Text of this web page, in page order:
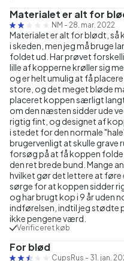
Materialet er alt for
NM - 28. mar. 2022
Materialet er alt for blødt, så
i skeden, men jeg må bruge
foldet ud. Har prøvet
lille af kopperne krøller sig
og er helt umulig at få
store, og det meget bløde
placeret koppen særligt
om den næsten sidder ude
rigtig fint, og designet af
i stedet for den normale
brugervenligt at skulle grave
forsøg på at få koppen
den ret brede bund. Mange
hvilket gør det lettere at føre
sørge for at koppen sidder
og har brugt kop i 9 år uden
indførelsen, indtil jeg stødte
ikke pengene værd.
Verificeret køb
For blød
CupsRus - 31. jan.